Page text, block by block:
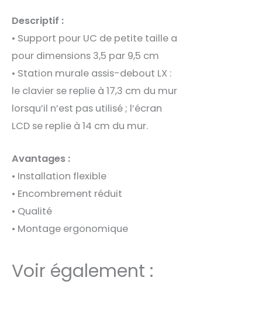
Descriptif :
• Support pour UC de petite taille a
pour dimensions 3,5 par 9,5 cm
• Station murale assis-debout LX :
le clavier se replie à 17,3 cm du mur
lorsqu’il n’est pas utilisé ; l’écran
LCD se replie à 14 cm du mur.
Avantages :
• Installation flexible
• Encombrement réduit
• Qualité
• Montage ergonomique
Voir également :